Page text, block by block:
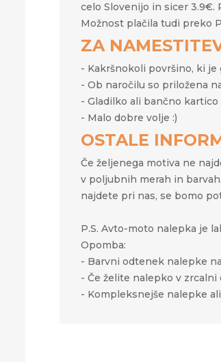
celo Slovenijo in sicer 3.9€.
Možnost plačila tudi preko
ZA
- Kakršnokoli površino, ki je
- Ob naročilu so priložena
- Gladilko ali bančno kartico
- Malo dobre volje :)
OSTALE
Če željenega motiva ne
v poljubnih merah in
najdete pri nas, se bomo
P.S. Avto-moto nalepka je
Opomba:
- Barvni odtenek nalepke
- Če želite nalepko v
- Kompleksnejše nalepke